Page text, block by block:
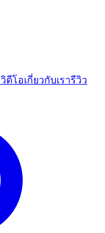
วิดีโอเกี่ยวกับเรารีวิว